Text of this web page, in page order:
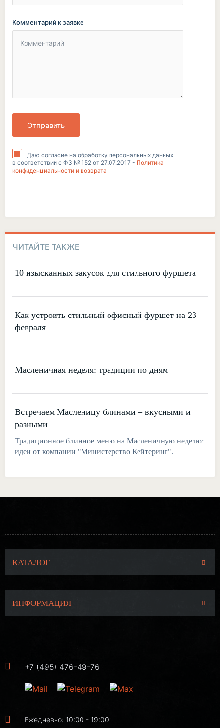
Комментарий к заявке
Отправить
Даю согласие на обработку персональных данных
в соответствии с ФЗ № 152 от 27.07.2017 - Политика
конфиденциальности и возврата
ЧИТАЙТЕ ТАКЖЕ
10 изысканных закусок для стильного фуршета
Как устроить стильный офисный фуршет на 23
февраля
Масленичная неделя: традиции по дням
Встречаем Масленицу блинами – вкусными и
разными
Традиционное блинное меню на Масленичную неделю:
идеи от компании "Министерство Кейтеринг".
КАТАЛОГ
ИНФОРМАЦИЯ
+7 (495) 476-49-76
Ежедневно: 10:00 - 19:00